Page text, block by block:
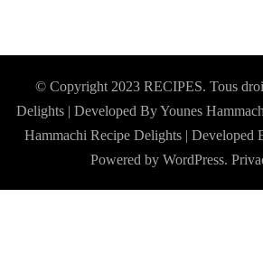
© Copyright 2023 RECIPES. Tous
Delights | Developed By Younes
Hammachi Recipe Delights | Developed
Powered by WordPress.